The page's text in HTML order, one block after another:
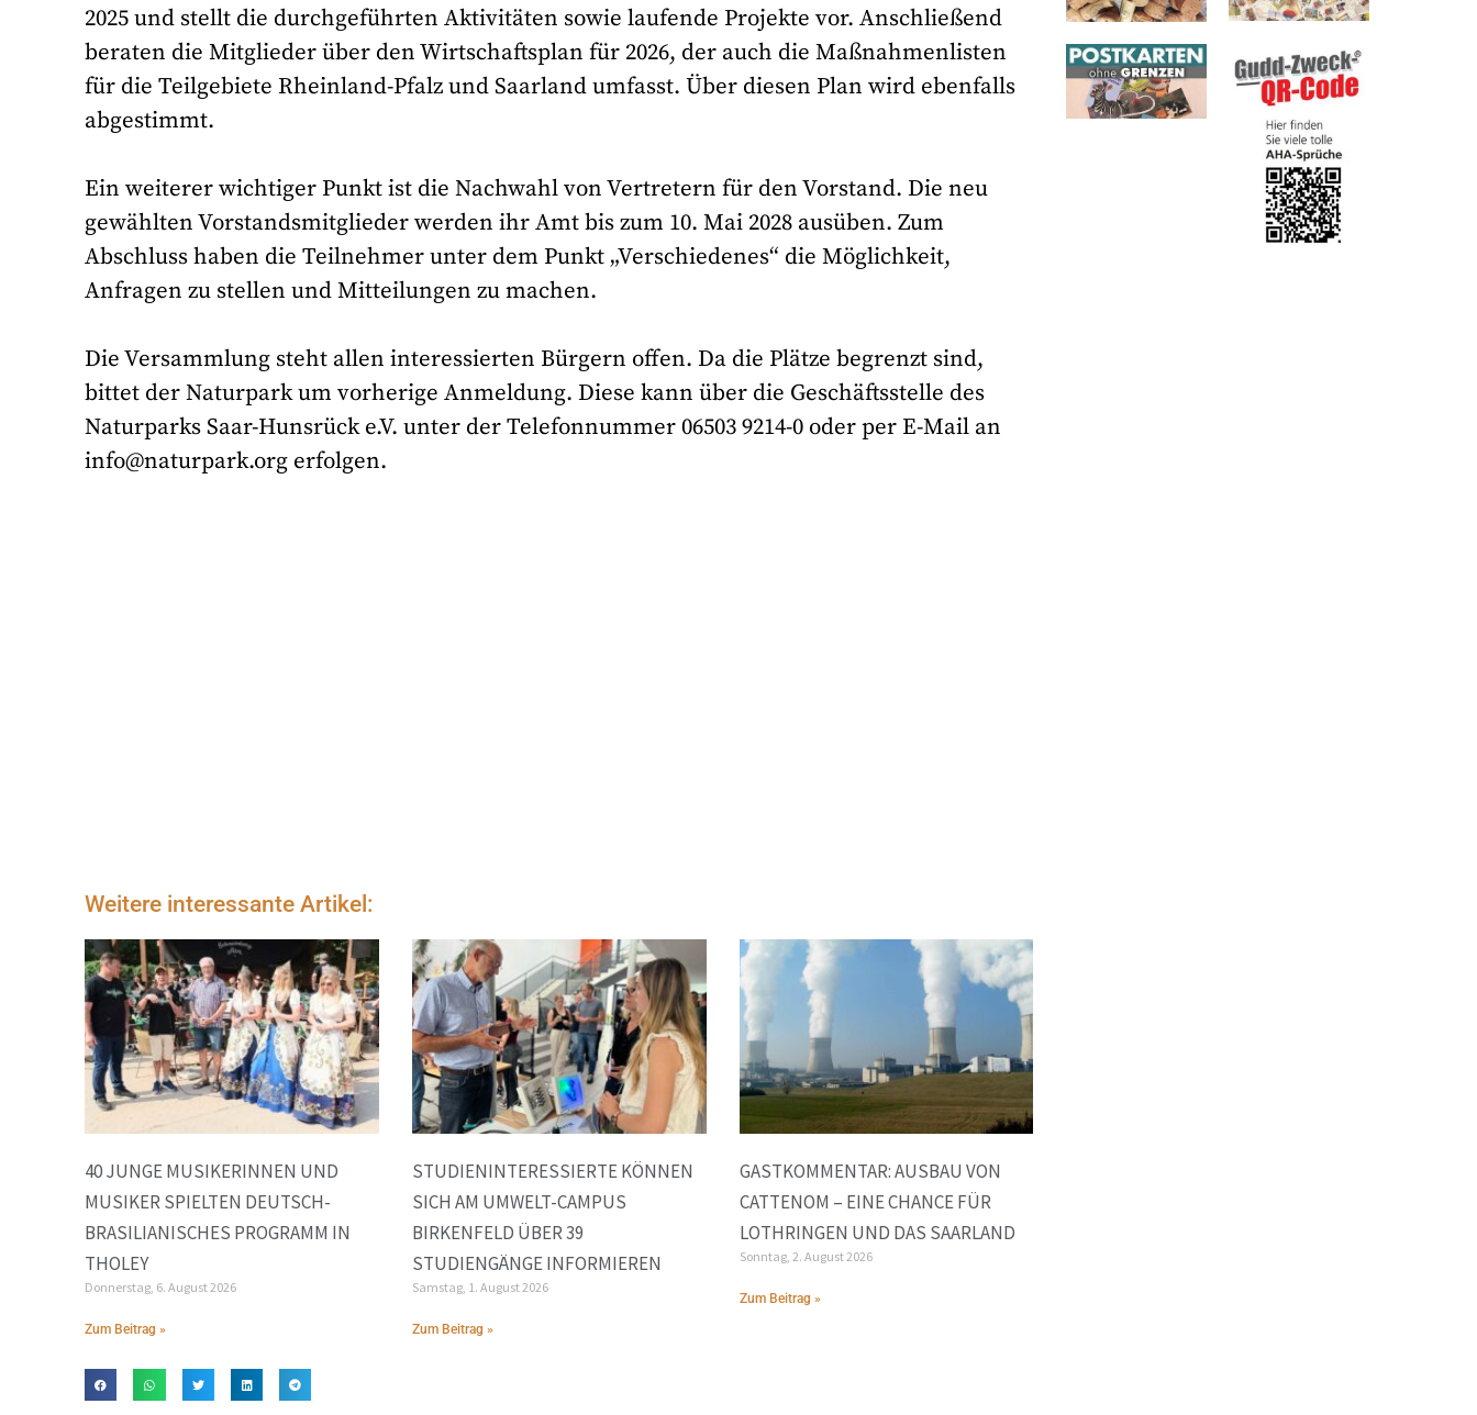
2025 und stellt die durchgeführten Aktivitäten sowie laufende Projekte vor. Anschließend
beraten die Mitglieder über den Wirtschaftsplan für 2026, der auch die Maßnahmenlisten
für die Teilgebiete Rheinland-Pfalz und Saarland umfasst. Über diesen Plan wird ebenfalls
abgestimmt.
Ein weiterer wichtiger Punkt ist die Nachwahl von Vertretern für den Vorstand. Die neu
gewählten Vorstandsmitglieder werden ihr Amt bis zum 10. Mai 2028 ausüben. Zum
Abschluss haben die Teilnehmer unter dem Punkt „Verschiedenes“ die Möglichkeit,
Anfragen zu stellen und Mitteilungen zu machen.
Die Versammlung steht allen interessierten Bürgern offen. Da die Plätze begrenzt sind,
bittet der Naturpark um vorherige Anmeldung. Diese kann über die Geschäftsstelle des
Naturparks Saar-Hunsrück e.V. unter der Telefonnummer 06503 9214-0 oder per E-Mail an
info@naturpark.org erfolgen.
Weitere interessante Artikel:
40 JUNGE MUSIKERINNEN UND
MUSIKER SPIELTEN DEUTSCH-
BRASILIANISCHES PROGRAMM IN
THOLEY
Donnerstag, 6. August 2026
Zum Beitrag »
STUDIENINTERESSIERTE KÖNNEN
SICH AM UMWELT-CAMPUS
BIRKENFELD ÜBER 39
STUDIENGÄNGE INFORMIEREN
Samstag, 1. August 2026
Zum Beitrag »
GASTKOMMENTAR: AUSBAU VON
CATTENOM – EINE CHANCE FÜR
LOTHRINGEN UND DAS SAARLAND
Sonntag, 2. August 2026
Zum Beitrag »